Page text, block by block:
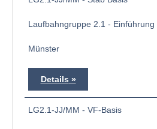
Laufbahngruppe 2.1 -
Münster
Details
LG2.1-JJ/MM - VF-Basis